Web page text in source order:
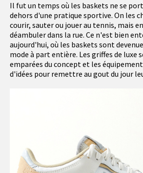
Il fut un temps où les baskets ne se
dehors d'une pratique sportive. On les
courir, sauter ou jouer au tennis, mais
déambuler dans la rue. Ce n'est bien
aujourd'hui, où les baskets sont
mode à part entière. Les griffes de luxe
emparées du concept et les
d'idées pour remettre au gout du jour